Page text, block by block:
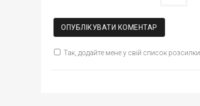
Так, додайте мене у свій список розсилки.